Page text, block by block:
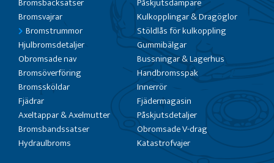
Bromsvajrar
Bromstrummor
Hjulbromsdetaljer
Obromsade nav
Bromsöverföring
Bromssköldar
Fjädrar
Axeltappar & Axelmutter
Bromsbandssatser
Hydraulbroms
Kulkopplingar & Dragöglor
Stöldlås för kulkoppling
Gummibälgar
Bussningar & Lagerhus
Handbromsspak
Innerrör
Fjädermagasin
Påskjutsdetaljer
Obromsade V-drag
Katastrofvajer